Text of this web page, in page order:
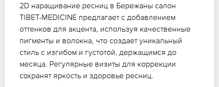
2D наращивание ресниц в Бережаны салон
TIBET-MEDICINE предлагает с добавлением
оттенков для акцента, используя качественные
пигменты и волокна, что создает уникальный
стиль с изгибом и густотой, держащимся до
месяца. Регулярные визиты для коррекции
сохранят яркость и здоровье ресниц.